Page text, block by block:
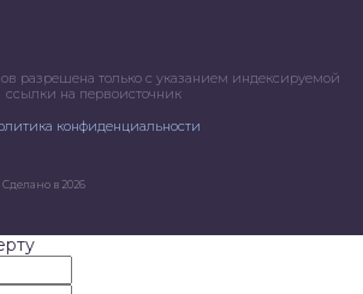
разрешена только с указанием индексируемой
ссылки на первоисточник
конфиденциальности
Сделано в 2026